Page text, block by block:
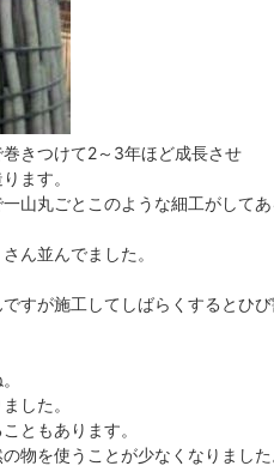
きつけて2～3年ほど成長させ
ます。
山丸ごとこのような細工がしてあ
ん並んでました。
すが施工してしばらくするとひ
した。
ともあります。
物を使うことが少なくなりました